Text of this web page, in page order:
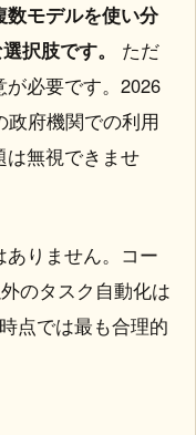
数モデルを使い分
択肢です。
ただ
必要です。2026
政府機関での利用
は無視できませ
りません。コー
のタスク自動化は
点では最も合理的